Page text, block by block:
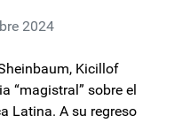
2024
Kicillof
“magistral” sobre el
Latina. A su regreso